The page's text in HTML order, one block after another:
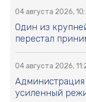
04 августа 2026,
Один из
перестал
04 августа 2026,
усиленный